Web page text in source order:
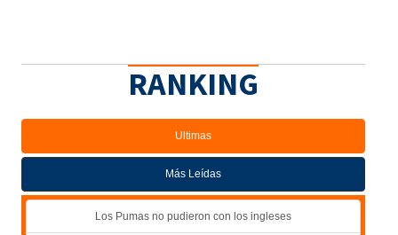
RANKING
Ultimas
Más Leídas
Los Pumas no pudieron con los ingleses